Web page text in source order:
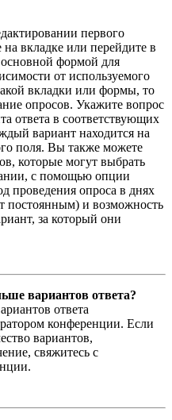
первого
вкладке или перейдите в
формой для
от используемого
вкладки или формы, то
опросов. Укажите вопрос
ответа в соответствующих
вариант находится на
поля. Вы также можете
которые могут выбрать
с помощью опции
проведения опроса в днях
постоянным) и возможность
за который они
вариантов ответа?
ответа
конференции. Если
вариантов,
свяжитесь с